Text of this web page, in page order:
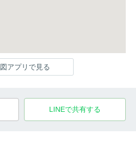
アプリで見る
LINEで共有する